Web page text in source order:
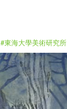
#東海大學美術研究所